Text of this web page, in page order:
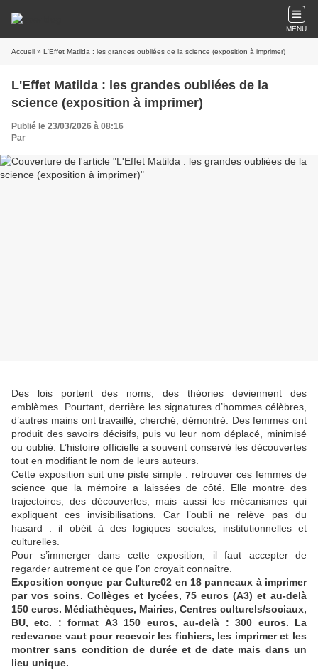
MENU
Accueil » L'Effet Matilda : les grandes oubliées de la science (exposition à imprimer)
L'Effet Matilda : les grandes oubliées de la
science (exposition à imprimer)
Publié le 23/03/2026 à 08:16
Par
Des lois portent des noms, des théories deviennent des
emblèmes. Pourtant, derrière les signatures d’hommes célèbres,
d’autres mains ont travaillé, cherché, démontré. Des femmes ont
produit des savoirs décisifs, puis vu leur nom déplacé, minimisé
ou oublié. L’histoire officielle a souvent conservé les découvertes
tout en modifiant le nom de leurs auteurs.
Cette exposition suit une piste simple : retrouver ces femmes de
science que la mémoire a laissées de côté. Elle montre des
trajectoires, des découvertes, mais aussi les mécanismes qui
expliquent ces invisibilisations. Car l’oubli ne relève pas du
hasard : il obéit à des logiques sociales, institutionnelles et
culturelles.
Pour s’immerger dans cette exposition, il faut accepter de
regarder autrement ce que l’on croyait connaître.
Exposition conçue par Culture02 en 18 panneaux à imprimer
par vos soins. Collèges et lycées, 75 euros (A3) et au-delà
150 euros. Médiathèques, Mairies, Centres culturels/sociaux,
BU, etc. : format A3 150 euros, au-delà : 300 euros. La
redevance vaut pour recevoir les fichiers, les imprimer et les
montrer sans condition de durée et de date mais dans un
lieu unique.